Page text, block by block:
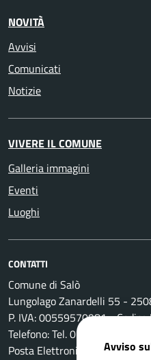
NOVITÀ
Avvisi
Comunicati
Notizie
VIVERE IL COMUNE
Galleria immagini
Eventi
Luoghi
CONTATTI
Comune di Salò
Lungolago Zanardelli 55 -
P. IVA: 00559570981 -
Telefono: Tel. 0365-296801
Posta Elettronica Certificata:
Avviso